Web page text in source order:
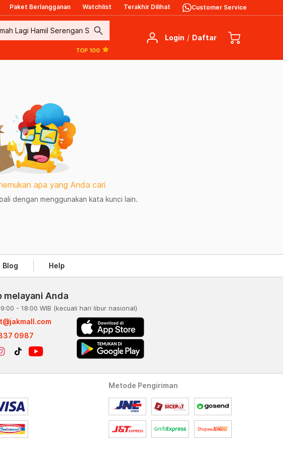
Paket Berlangganan Watchlist Terakhir Dilihat Customer Service
search
TOP 100
Login / Daftar
apa yang Anda cari
dengan menggunakan kata kunci lain.
Blog Help
melayani Anda
- 18:00 WIB (kecuali hari libur nasional)
0987
Metode Pengiriman